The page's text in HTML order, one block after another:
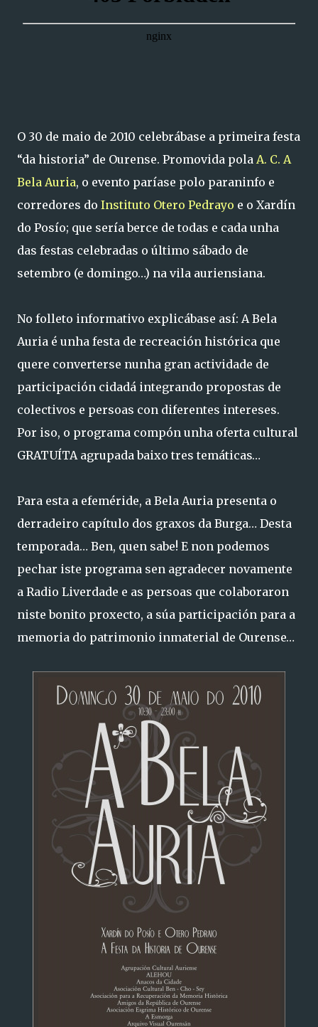
O 30 de maio de 2010 celebrábase a primeira festa
“da historia” de Ourense. Promovida pola A. C. A
Bela Auria, o evento paríase polo paraninfo e
corredores do Instituto Otero Pedrayo e o Xardín
do Posío; que sería berce de todas e cada unha
das festas celebradas o último sábado de
setembro (e domingo…) na vila auriensiana.
No folleto informativo explicábase así: A Bela
Auria é unha festa de recreación histórica que
quere converterse nunha gran actividade de
participación cidadá integrando propostas de
colectivos e persoas con diferentes intereses.
Por iso, o programa compón unha oferta cultural
GRATUÍTA agrupada baixo tres temáticas…
Para esta a efeméride, a Bela Auria presenta o
derradeiro capítulo dos graxos da Burga… Desta
temporada… Ben, quen sabe! E non podemos
pechar iste programa sen agradecer novamente
a Radio Liverdade e as persoas que colaboraron
niste bonito proxecto, a súa participación para a
memoria do patrimonio inmaterial de Ourense…